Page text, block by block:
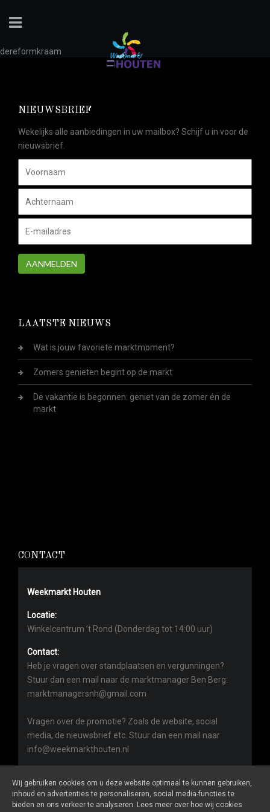
dereformkraam
NIEUWSBRIEF
Wekelijks alle aanbiedingen in uw mailbox? Schijf u in voor de
nieuwsbrief.
AANMELDEN
LAATSTE NIEUWS
Wat is jouw favoriete marktmoment?
Zomers genieten begint op de markt
De vakantie is begonnen: geniet van de zomer én de
markt
CONTACT
Weekmarkt Houten
Locatie:
Winkelcentrum ’t Rond (Donderdag tot 14:00 uur)
Contact:
Heb je vragen over standplaatsen en vergunningen?
Stuur dan een mail naar de marktmanager Ben Berg:
marktmanagersnh@gmail.com
Vragen over de promotie? Zoals de website, social
media, de nieuwsbrief etc. Stuur dan een mail naar
info@weekmarkthouten.nl
Wij gebruiken cookies om u deze website optimaal te kunnen gebruiken,
inhoud en advertenties te personaliseren, social media-functies te
bieden en ons verkeer te analyseren. Lees meer over hoe wij cookies